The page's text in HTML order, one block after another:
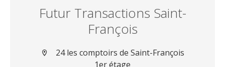
Futur Transactions Saint-
François
24 les comptoirs de Saint-François
1er étage